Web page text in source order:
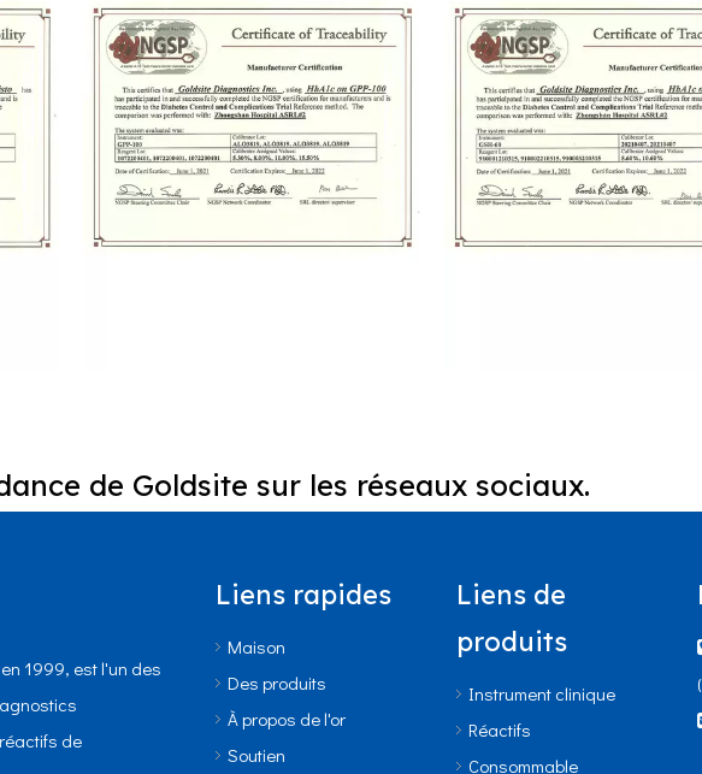
ISO 9001 ISO13485
NGSP HbA1c sur GPP-100 NGSP HbA1c sur GSH-
de Goldsite sur les réseaux sociaux.
1999, est l'un des
de
Liens rapides
Maison
Des produits
À propos de l'or
Soutien
Liens de
produits
Instrument clinique
Réactifs
Consommable